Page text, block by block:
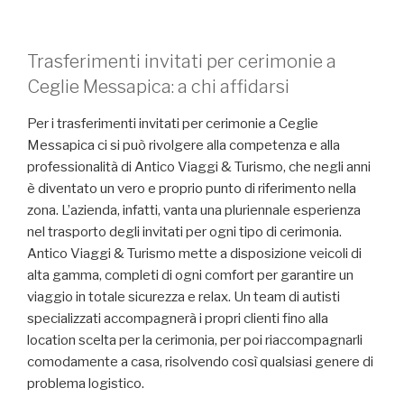
Trasferimenti invitati per cerimonie a
Ceglie Messapica: a chi affidarsi
Per i trasferimenti invitati per cerimonie a Ceglie
Messapica ci si può rivolgere alla competenza e alla
professionalità di Antico Viaggi & Turismo, che negli anni
è diventato un vero e proprio punto di riferimento nella
zona. L’azienda, infatti, vanta una pluriennale esperienza
nel trasporto degli invitati per ogni tipo di cerimonia.
Antico Viaggi & Turismo mette a disposizione veicoli di
alta gamma, completi di ogni comfort per garantire un
viaggio in totale sicurezza e relax. Un team di autisti
specializzati accompagnerà i propri clienti fino alla
location scelta per la cerimonia, per poi riaccompagnarli
comodamente a casa, risolvendo così qualsiasi genere di
problema logistico.